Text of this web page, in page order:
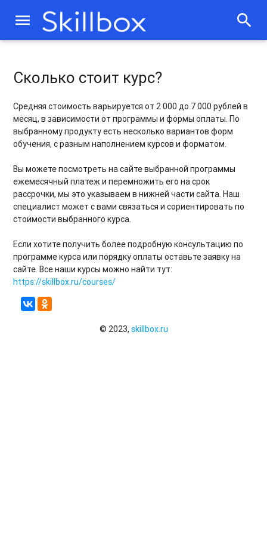
menu search
Сколько стоит курс?
Средняя стоимость варьируется от 2 000 до 7 000 рублей в
месяц, в зависимости от программы и формы оплаты. По
выбранному продукту есть несколько вариантов форм
обучения, с разным наполнением курсов и форматом.
Вы можете посмотреть на сайте выбранной программы
ежемесячный платеж и перемножить его на срок
рассрочки, мы это указываем в нижней части сайта. Наш
специалист может с вами связаться и сориентировать по
стоимости выбранного курса.
Если хотите получить более подробную консультацию по
программе курса или порядку оплаты оставьте заявку на
сайте. Все наши курсы можно найти тут:
https://skillbox.ru/courses/
© 2023, skillbox.ru